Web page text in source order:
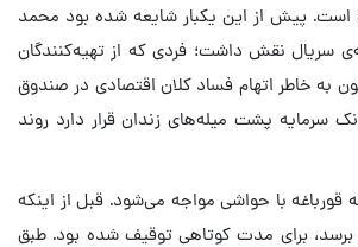
است. پیش از این یکبار شایعه شده بود محمد
سریال نقش داشت؛ فردی که از تهیه‌کنندگان
به خاطر اتهام فساد کلان اقتصادی در صندوق
سرمایه پشت میله‌های زندان قرار دارد روند
با حواشی مواجه می‌شود. قبل از اینکه
برای مدت کوتاهی توقیف شده بود. طبق